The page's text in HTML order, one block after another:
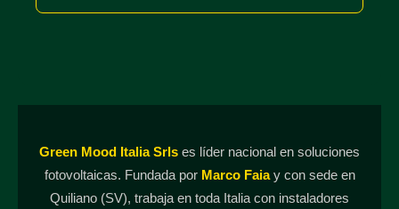
Green Mood Italia Srls es líder nacional en soluciones
fotovoltaicas. Fundada por Marco Faiay con sede en
Quiliano (SV), trabaja en toda Italia con instaladores